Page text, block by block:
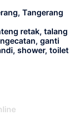
Tangerang
retak, talang
ganti
shower, toilet